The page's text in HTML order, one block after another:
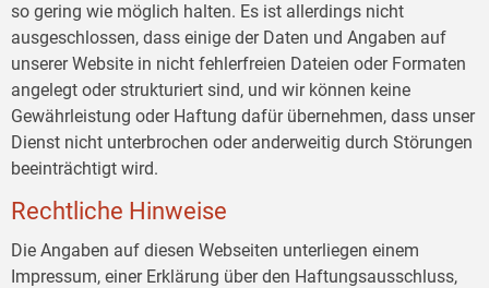
so gering wie möglich halten. Es ist allerdings nicht
ausgeschlossen, dass einige der Daten und Angaben auf
unserer Website in nicht fehlerfreien Dateien oder Formaten
angelegt oder strukturiert sind, und wir können keine
Gewährleistung oder Haftung dafür übernehmen, dass unser
Dienst nicht unterbrochen oder anderweitig durch Störungen
beeinträchtigt wird.
Rechtliche Hinweise
Die Angaben auf diesen Webseiten unterliegen einem
Impressum, einer Erklärung über den Haftungsausschluss,